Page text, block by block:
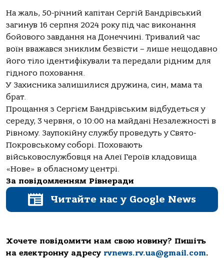
На жаль, 50-річний капітан Сергій Бандрівський
загинув 16 серпня 2024 року під час виконання
бойового завдання на Донеччині. Тривалий час
воїн вважався зниклим безвісти – лише нещодавно
його тіло ідентифікували та передали рідним для
гідного поховання.
У Захисника залишилися дружина, син, мама та
брат.
Прощання з Сергієм Бандрівським відбудеться у
середу, 3 червня, о 10:00 на майдані Незалежності в
Рівному. Заупокійну службу проведуть у Свято-
Покровському соборі. Поховають
військовослужбовця на Алеї Героїв кладовища
«Нове» в обласному центрі.
За повідомленням Рівнеради
Читайте нас у Google News
Хочете повідомити нам свою новину? Пишіть
на електронну адресу rvnews.rv.ua@gmail.com.